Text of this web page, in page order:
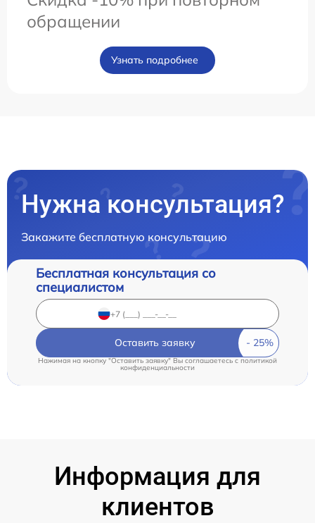
обращении
Узнать подробнее
Нужна консультация?
Закажите бесплатную консультацию
Бесплатная консультация со
специалистом
Оставить заявку
Нажимая на кнопку "Оставить заявку" Вы соглашаетесь c политикой
конфиденциальности
Информация для
клиентов